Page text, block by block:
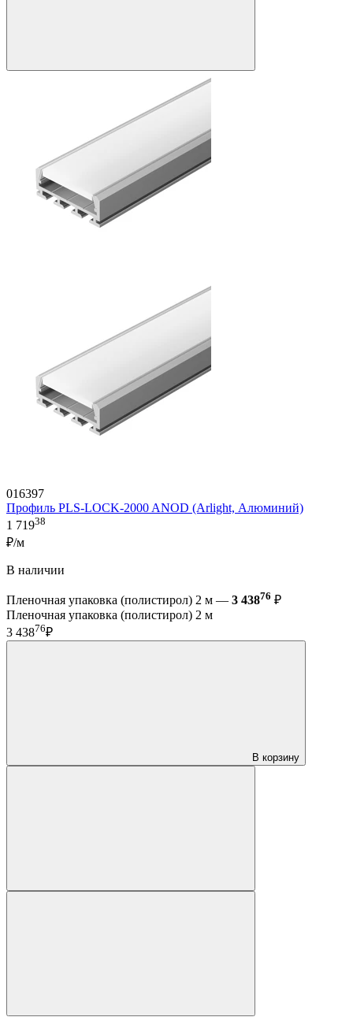
016397
Профиль PLS-LOCK-2000 ANOD (Arlight, Алюминий)
1 71938
₽/м
В наличии
Пленочная упаковка (полистирол) 2 м — 3 43876 ₽
Пленочная упаковка (полистирол) 2 м
3 43876₽
В корзину